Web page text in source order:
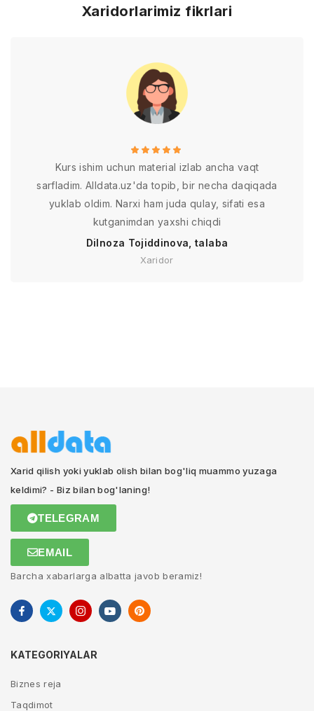
Xaridorlarimiz fikrlari
Kurs ishim uchun material izlab ancha vaqt
sarfladim. Alldata.uz'da topib, bir necha daqiqada
yuklab oldim. Narxi ham juda qulay, sifati esa
kutganimdan yaxshi chiqdi
Dilnoza Tojiddinova, talaba
Xaridor
Xarid qilish yoki yuklab olish bilan bog'liq muammo yuzaga
keldimi? - Biz bilan bog'laning!
TELEGRAM
EMAIL
Barcha xabarlarga albatta javob beramiz!
KATEGORIYALAR
Biznes reja
Taqdimot